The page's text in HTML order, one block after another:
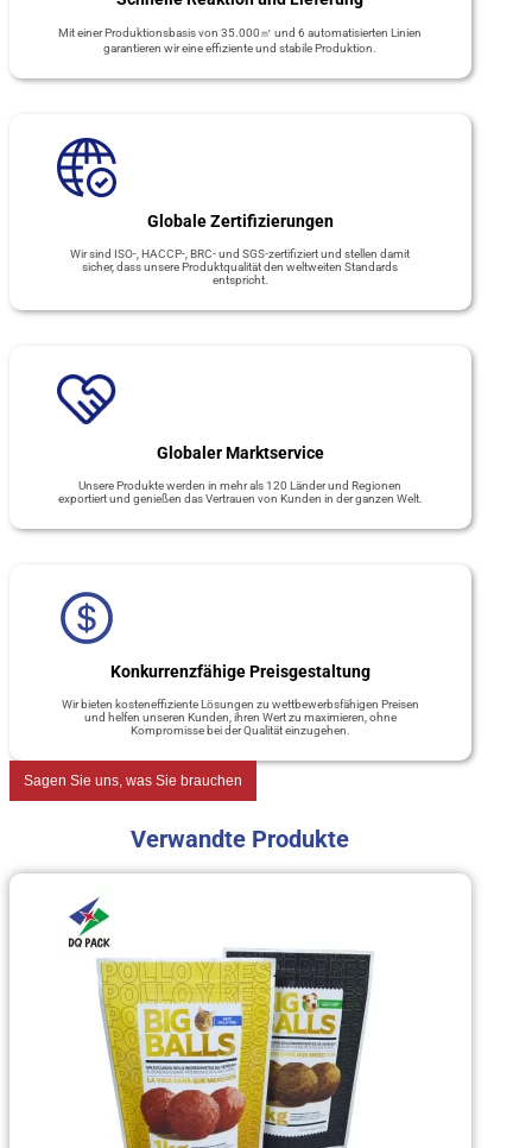
Mit einer Produktionsbasis von 35.000㎡ und 6 automatisierten Linien
garantieren wir eine effiziente und stabile Produktion.
Globale Zertifizierungen
Wir sind ISO-, HACCP-, BRC- und SGS-zertifiziert und stellen damit
sicher, dass unsere Produktqualität den weltweiten Standards
entspricht.
Globaler Marktservice
Unsere Produkte werden in mehr als 120 Länder und Regionen
exportiert und genießen das Vertrauen von Kunden in der ganzen Welt.
Konkurrenzfähige Preisgestaltung
Wir bieten kosteneffiziente Lösungen zu wettbewerbsfähigen Preisen
und helfen unseren Kunden, ihren Wert zu maximieren, ohne
Kompromisse bei der Qualität einzugehen.
Sagen Sie uns, was Sie brauchen
Verwandte Produkte